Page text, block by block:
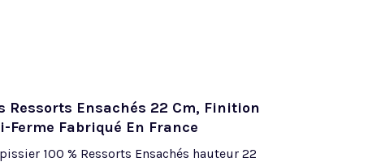
Ressorts Ensachés 22 Cm, Finition
Ferme Fabriqué En France
100 % Ressorts Ensachés hauteur 22